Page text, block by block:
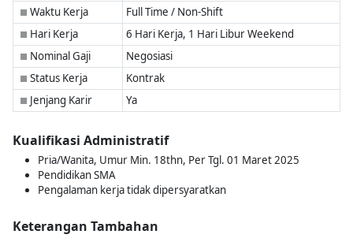
■ Waktu Kerja Full Time / Non-Shift
■ Hari Kerja 6 Hari Kerja, 1 Hari Libur Weekend
■ Nominal Gaji Negosiasi
■ Status Kerja Kontrak
■ Jenjang Karir Ya
Kualifikasi Administratif
Pria/Wanita, Umur Min. 18thn, Per Tgl. 01 Maret 2025
Pendidikan SMA
Pengalaman kerja tidak dipersyaratkan
Keterangan Tambahan